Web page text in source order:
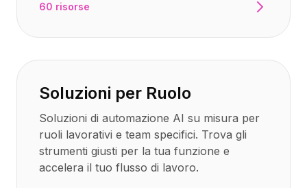
Richiedi demo
Registrati / Accedi
60 risorse
Soluzioni per Ruolo
Soluzioni di automazione AI su misura per
ruoli lavorativi e team specifici. Trova gli
strumenti giusti per la tua funzione e
accelera il tuo flusso di lavoro.